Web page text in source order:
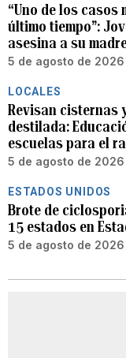
“Uno de los casos
último tiempo”:
asesina a su
5 de agosto de
LOCALES
Revisan cisternas
destilada:
escuelas para el
5 de agosto de
ESTADOS UNIDOS
Brote de
15 estados en
5 de agosto de 2026